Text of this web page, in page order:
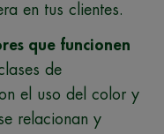
en tus clientes.
que funcionen
de
el uso del color y
relacionan y